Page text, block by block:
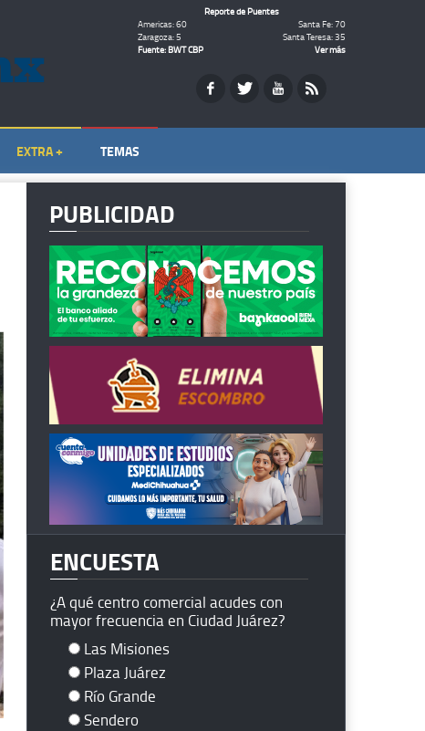
Reporte de Puentes
Americas: 60
Santa Fe: 70
Zaragoza: 5
Santa Teresa: 35
Fuente: BWT CBP
Ver más
EXTRA + TEMAS
PUBLICIDAD
ENCUESTA
¿A qué centro comercial acudes con
mayor frecuencia en Ciudad Juárez?
Las Misiones
Plaza Juárez
Río Grande
Sendero